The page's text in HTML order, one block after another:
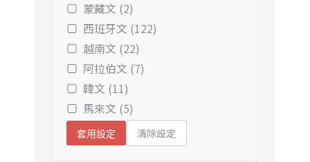
蒙藏文 (2)
西班牙文 (122)
越南文 (22)
阿拉伯文 (7)
韓文 (11)
馬來文 (5)
套用設定 清除設定